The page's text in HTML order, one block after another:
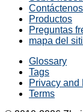
Contáctenos
Productos
Preguntas
mapa del
Glossary
Tags
Privacy and
Terms